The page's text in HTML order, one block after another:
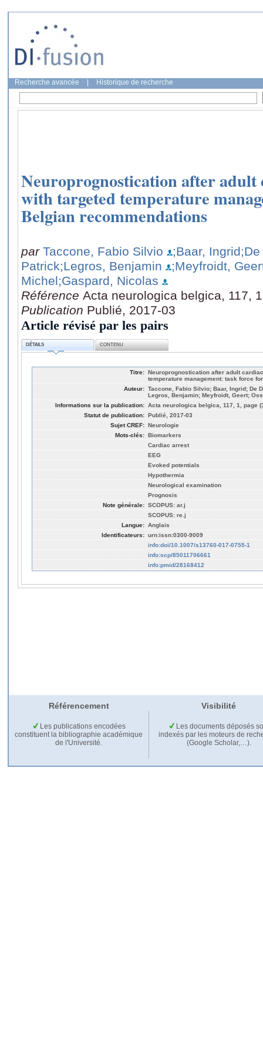
Recherche avancée Historique de recherche
Neuroprognostication after
with targeted temperature
Belgian recommendations
par Taccone, Fabio Silvio ;Baar, Ingrid
Patrick;Legros, Benjamin
;Meyfroidt,
Michel;Gaspard, Nicolas
Référence Acta neurologica belgica, 117,
Publication Publié, 2017-03
Article révisé par les pairs
DÉTAILS CONTENU
Titre: Neuroprognostication after adult
temperature management: task force
Auteur: Taccone, Fabio Silvio; Baar, Ingrid; De
Legros, Benjamin; Meyfroidt, Geert;
Informations sur la publication: Acta neurologica belgica, 117, 1, page
Statut de publication: Publié, 2017-03
Sujet CREF: Neurologie
Mots-clés: Biomarkers
Cardiac arrest
EEG
Evoked potentials
Hypothermia
Neurological examination
Prognosis
Note générale: SCOPUS: ar.j
SCOPUS: re.j
Langue: Anglais
Identificateurs: urn:issn:0300-9009
info:doi/10.1007/s13760-017-0755-1
info:scp/85011706661
info:pmid/28168412
Référencement Visibilité
Les publications encodées
constituent la bibliographie académique
de l'Université.
Les documents déposés
indexés par les moteurs de
(Google Scholar,…).